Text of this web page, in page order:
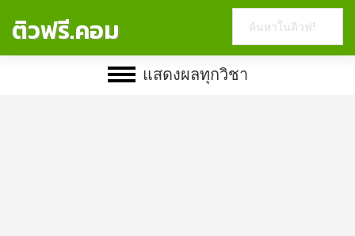
ติวฟรี.คอม
website
แสดงผลทุกวิชา